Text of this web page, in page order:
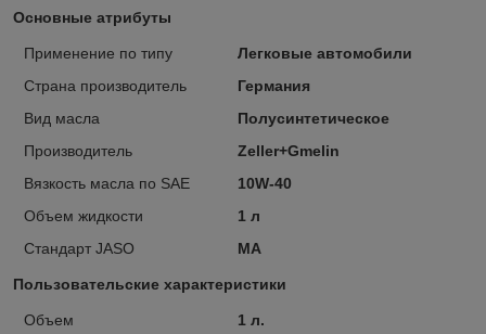
Основные атрибуты
Применение по типу
Легковые автомобили
Страна производитель
Германия
Вид масла
Полусинтетическое
Производитель
Zeller+Gmelin
Вязкость масла по SAE
10W-40
Объем жидкости
1 л
Стандарт JASO
MA
Пользовательские характеристики
Объем
1 л.